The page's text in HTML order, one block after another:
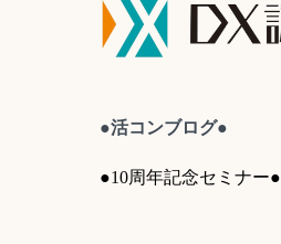
●活コンブログ●
●10周年記念セミナー●